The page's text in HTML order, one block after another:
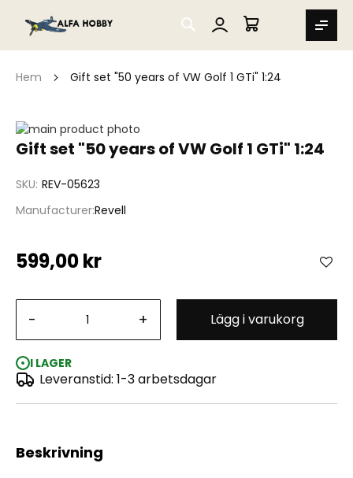
SEARCH
MIN VARUKORG
Hem Gift set "50 years of VW Golf 1 GTi" 1:24
Gift set "50 years of VW Golf 1 GTi" 1:24
SKU REV-05623
ManufacturerRevell
599,00 kr
- + Lägg i varukorg
I LAGER
Leveranstid: 1-3 arbetsdagar
Hoppa
till
bildgalleriet
Gift set "50 years of VW Golf 1 GTi" 1:24
Hoppa
av
bildgalleriet
Beskrivning